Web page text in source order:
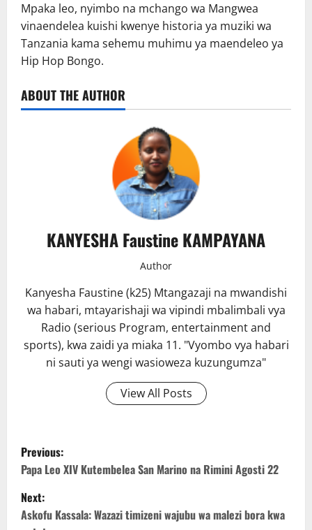
Mpaka leo, nyimbo na mchango wa Mangwea
vinaendelea kuishi kwenye historia ya muziki wa
Tanzania kama sehemu muhimu ya maendeleo ya
Hip Hop Bongo.
ABOUT THE AUTHOR
KANYESHA Faustine KAMPAYANA
Author
Kanyesha Faustine (k25) Mtangazaji na mwandishi
wa habari, mtayarishaji wa vipindi mbalimbali vya
Radio (serious Program, entertainment and
sports), kwa zaidi ya miaka 11. "Vyombo vya habari
ni sauti ya wengi wasioweza kuzungumza"
View All Posts
P
o
s
Previous:
Papa Leo XIV Kutembelea San Marino na Rimini Agosti 22
Next:
Askofu Kassala: Wazazi timizeni wajubu wa malezi bora kwa